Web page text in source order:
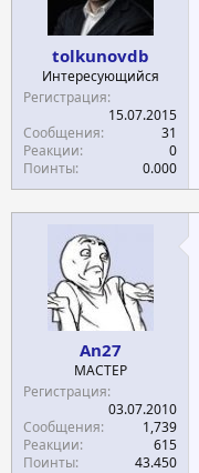
tolkunovdb
Интересующийся
Регистрация
15.07.2015
Сообщения
31
Реакции
0
Поинты
0.000
An27
МАСТЕР
Регистрация
03.07.2010
Сообщения
1,739
Реакции
615
Поинты
43.450